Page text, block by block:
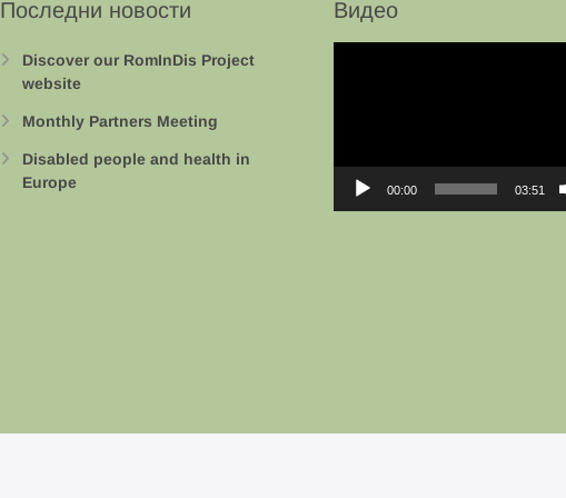
Последни новости
Discover our RomInDis Project
website
Monthly Partners Meeting
Disabled people and health in
Europe
Видео
00:00 03:51